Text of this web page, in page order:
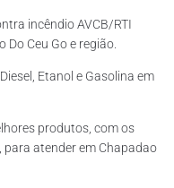
incêndio AVCB/RTI
Ceu Go e região.
Etanol e Gasolina em
produtos, com os
atender em Chapadao